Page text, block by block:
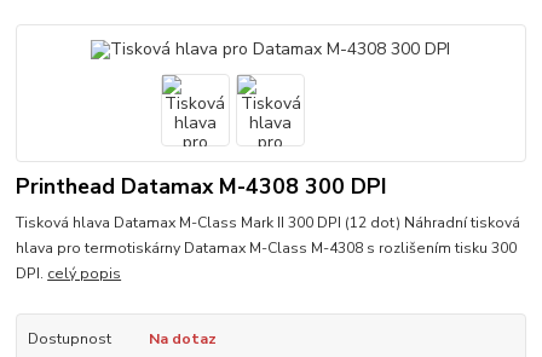
Printhead Datamax M-4308 300 DPI
Tisková hlava Datamax M-Class Mark II 300 DPI (12 dot) Náhradní tisková
hlava pro termotiskárny Datamax M-Class M-4308 s rozlišením tisku 300
DPI. celý popis
Dostupnost
Na dotaz